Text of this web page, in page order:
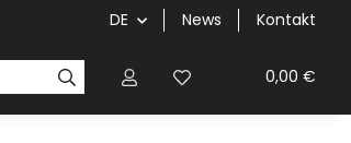
DE News Kontakt
0,00 €